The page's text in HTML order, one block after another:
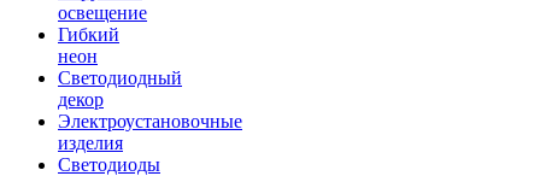
освещение
Гибкий
неон
Светодиодный
декор
Электроустановочные
изделия
Светодиоды